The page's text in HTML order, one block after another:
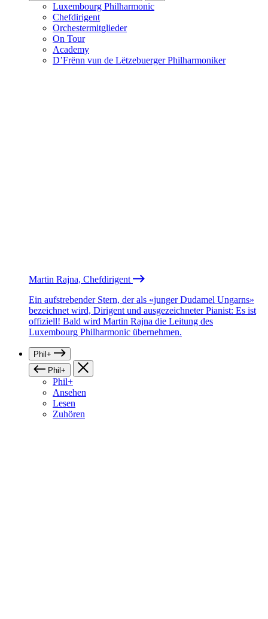
Luxembourg Philharmonic
Chefdirigent
Orchestermitglieder
On Tour
Academy
D’Frënn vun de Lëtzebuerger Philharmoniker
Martin Rajna, Chefdirigent
Ein aufstrebender Stern, der als «junger Dudamel Ungarns»
bezeichnet wird, Dirigent und ausgezeichneter Pianist: Es ist
offiziell! Bald wird Martin Rajna die Leitung des
Luxembourg Philharmonic übernehmen.
Phil+
Phil+
Phil+
Ansehen
Lesen
Zuhören